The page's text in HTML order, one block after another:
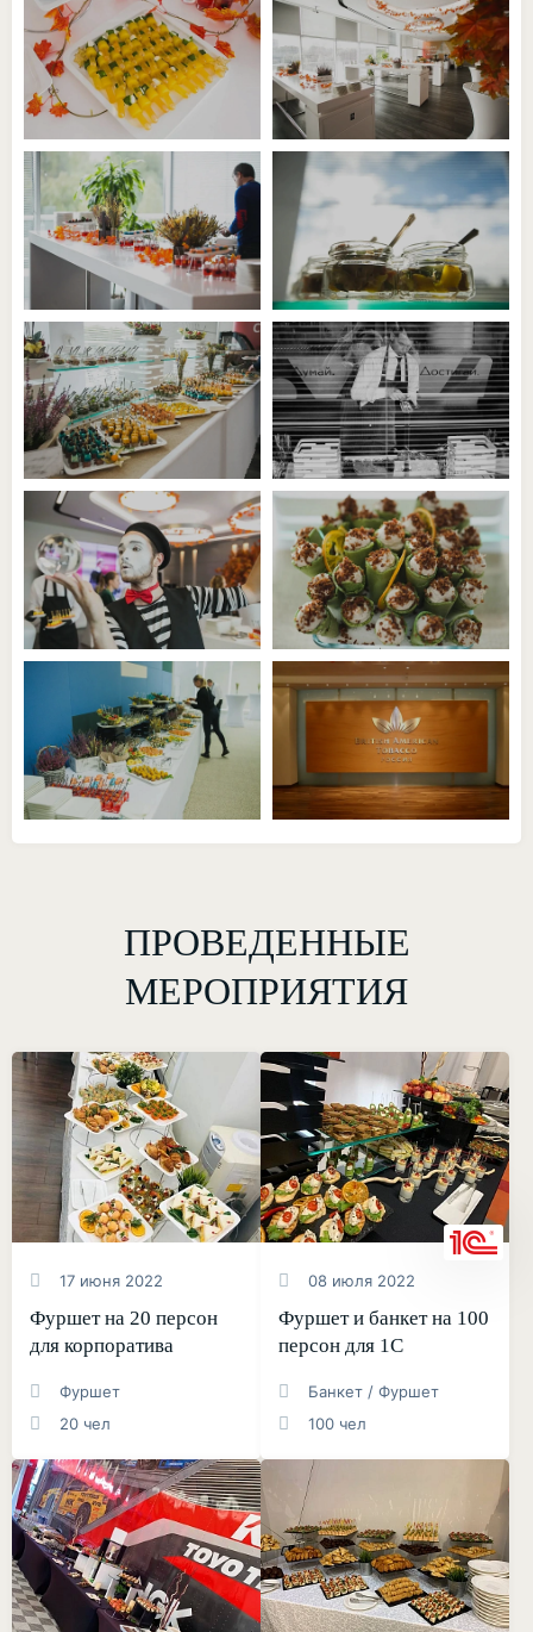
ПРОВЕДЕННЫЕ
МЕРОПРИЯТИЯ
17 июня 2022
Фуршет на 20 персон
для корпоратива
Фуршет
20 чел
08 июля 2022
Фуршет и банкет на 100
персон для 1С
Банкет / Фуршет
100 чел